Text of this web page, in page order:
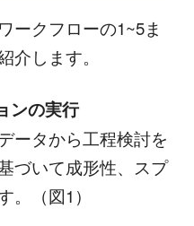
ークフローの1~5ま
介します。
ンの実行
ータから工程検討を
づいて成形性、スプ
。（図1）